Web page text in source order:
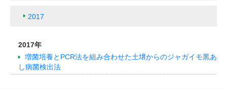
2017
2017年
増菌培養とPCR法を組み合わせた土壌からのジャガイモ黒あ
し病菌検出法